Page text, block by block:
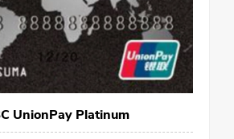
UnionPay Platinum